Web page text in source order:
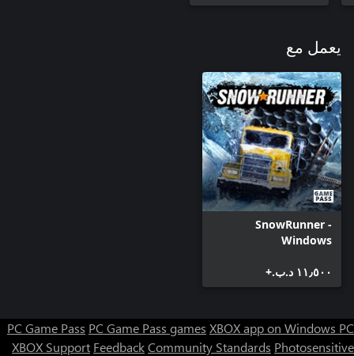
يعمل مع
SnowRunner -
Windows
١١٫٥٠٠ د.ب.‏+
PC Game Pass PC Game Pass games XBOX app on Windows PC
XBOX Support FeedbackCommunity Standards Photosensitive